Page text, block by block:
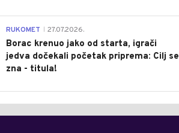
RUKOMET 27.07.2026.
Borac krenuo jako od starta, igrači
jedva dočekali početak priprema: Cilj se
zna - titula!